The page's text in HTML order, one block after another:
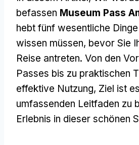
befassen Museum Pass
hebt fünf wesentliche
wissen müssen, bevor Sie
Reise antreten. Von den
Passes bis zu praktischen
effektive Nutzung, Ziel ist
umfassenden Leitfaden zu
Erlebnis in dieser schönen